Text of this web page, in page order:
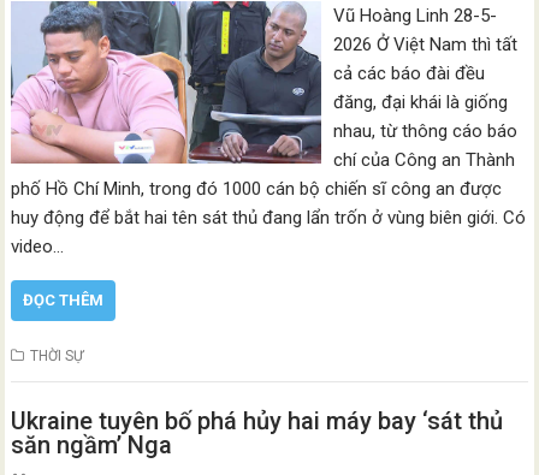
Vũ Hoàng Linh 28-5-
2026 Ở Việt Nam thì tất
cả các báo đài đều
đăng, đại khái là giống
nhau, từ thông cáo báo
chí của Công an Thành
phố Hồ Chí Minh, trong đó 1000 cán bộ chiến sĩ công an được
huy động để bắt hai tên sát thủ đang lẩn trốn ở vùng biên giới. Có
video…
ĐỌC THÊM
THỜI SỰ
Ukraine tuyên bố phá hủy hai máy bay ‘sát thủ
săn ngầm’ Nga